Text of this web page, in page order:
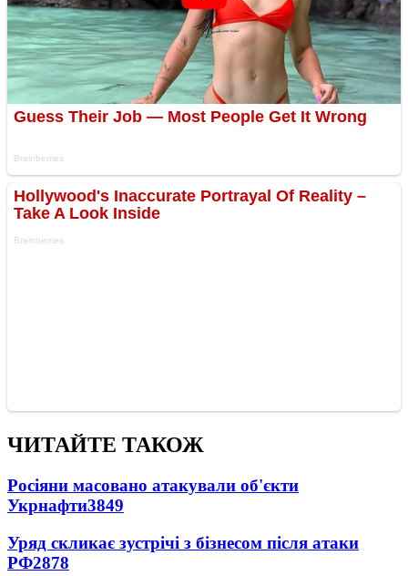
ЧИТАЙТЕ ТАКОЖ
Росіяни масовано атакували об'єкти
Укрнафти3849
Уряд скликає зустрічі з бізнесом після атаки
РФ2878